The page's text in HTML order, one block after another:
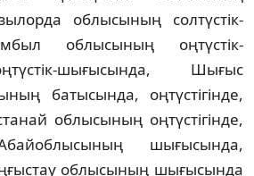
облысының солтүстік-
облысының оңтүстік-
шығысында, Шығыс
батысында, оңтүстігінде,
облысының оңтүстігінде,
шығысында,
облысының шығысында